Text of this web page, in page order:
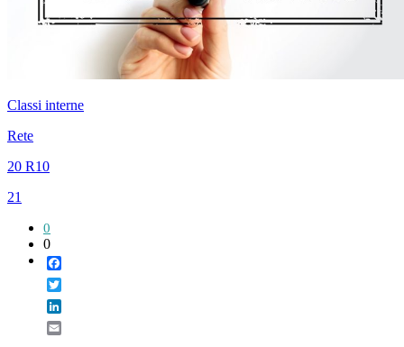
Classi interne
Rete
20 R10
21
0
0